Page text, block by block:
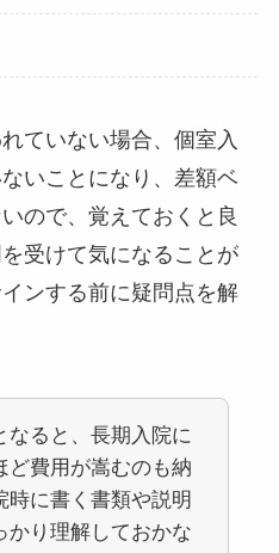
ていない場合、個室入
いことになり、差額ベ
ので、覚えておくと良
受けて気になることが
ンする前に疑問点を解
なると、長期入院に
ど費用が嵩むのも納
時に書く書類や説明
かり理解しておかな